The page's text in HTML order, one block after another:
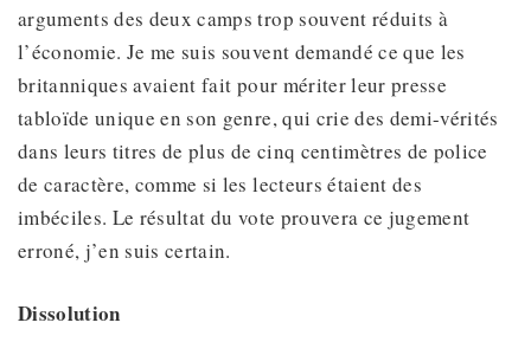
arguments des deux camps trop souvent réduits à
l’économie. Je me suis souvent demandé ce que les
britanniques avaient fait pour mériter leur presse
tabloïde unique en son genre, qui crie des demi-vérités
dans leurs titres de plus de cinq centimètres de police
de caractère, comme si les lecteurs étaient des
imbéciles. Le résultat du vote prouvera ce jugement
erroné, j’en suis certain.
Dissolution